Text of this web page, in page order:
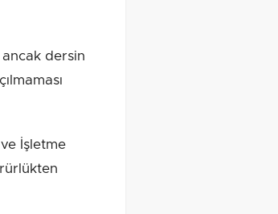
ancak dersin
İşletme